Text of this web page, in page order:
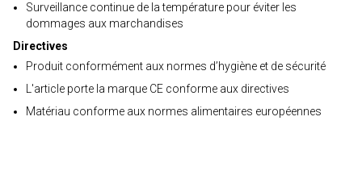
Surveillance continue de la température pour éviter les
dommages aux marchandises
Directives
Produit conformément aux normes d’hygiène et de sécurité
L'article porte la marque CE conforme aux directives
Matériau conforme aux normes alimentaires européennes